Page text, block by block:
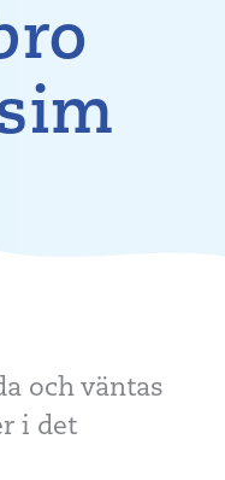
och väntas
i det